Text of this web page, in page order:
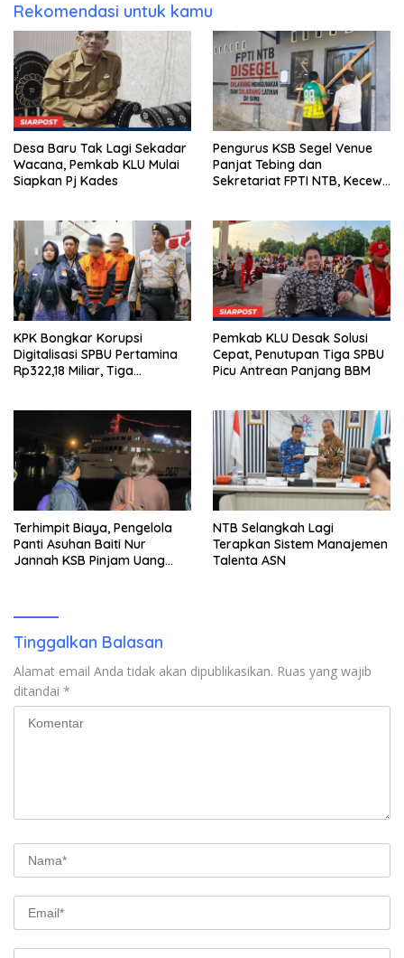
Rekomendasi untuk kamu
Desa Baru Tak Lagi Sekadar
Wacana, Pemkab KLU Mulai
Siapkan Pj Kades
Pengurus KSB Segel Venue
Panjat Tebing dan
Sekretariat FPTI NTB, Kecewa
KPK Bongkar Korupsi
Digitalisasi SPBU Pertamina
Rp322,18 Miliar, Tiga
Pemkab KLU Desak Solusi
Cepat, Penutupan Tiga SPBU
Picu Antrean Panjang BBM
Terhimpit Biaya, Pengelola
Panti Asuhan Baiti Nur
Jannah KSB Pinjam Uang
NTB Selangkah Lagi
Terapkan Sistem Manajemen
Talenta ASN
Tinggalkan Balasan
Alamat email Anda tidak akan dipublikasikan. Ruas yang wajib
ditandai *